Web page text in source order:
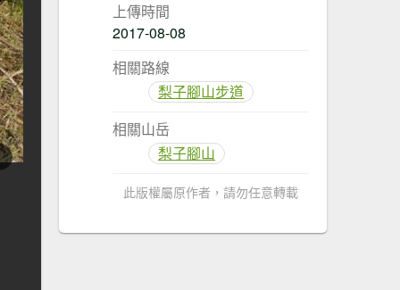
上傳時間
2017-08-08
相關路線
梨子腳山步道
相關山岳
梨子腳山
此版權屬原作者，請勿任意轉載